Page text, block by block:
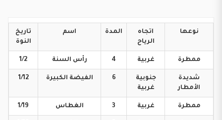
نوعها
اتجاه
الرياح
المدة اسم
تاريخ
النوة
ممطرة غربية 4 رأس السنة 1/2
شديدة
الأمطار
جنوبية
غربية
6 الفيضة الكبيرة 1/12
ممطرة غربية 3 الغطاس 1/19